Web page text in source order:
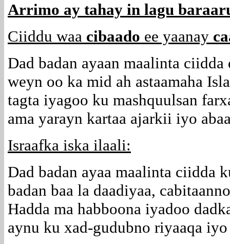
Arrimo ay tahay in lagu
Ciiddu waa cibaado ee yaanay
Dad badan ayaan maalinta
weyn oo ka mid ah astaamaha
tagta iyagoo ku mashquulsan
ama yarayn kartaa ajarkii iyo
Israafka iska ilaali:
Dad badan ayaa maalinta ciidda
badan baa la daadiyaa,
Hadda ma habboona iyadoo
aynu ku xad-gudubno riyaaqa